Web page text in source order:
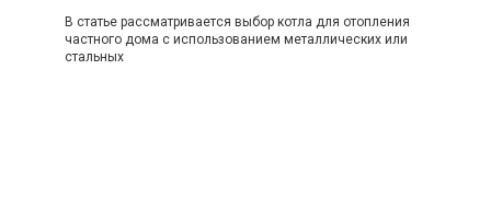
В статье рассматривается выбор котла для отопления
частного дома с использованием металлических или
стальных